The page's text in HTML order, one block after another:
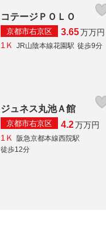
コテージＰＯＬＯ
京都市右京区 3.65万万円
1Ｋ JR山陰本線花園駅 徒歩9分
ジュネス丸池Ａ館
京都市右京区 4.2万万円
1Ｋ
阪急京都本線西院駅
徒歩12分